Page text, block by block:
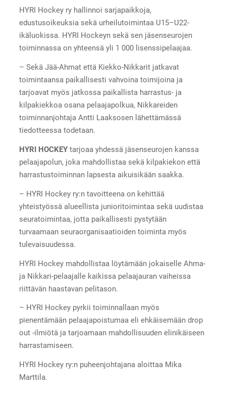
HYRI Hockey ry hallinnoi sarjapaikkoja,
edustusoikeuksia sekä urheilutoimintaa U15–U22-
ikäluokissa. HYRI Hockeyn sekä sen jäsenseurojen
toiminnassa on yhteensä yli 1 000 lisenssipelaajaa.
– Sekä Jää-Ahmat että Kiekko-Nikkarit jatkavat
toimintaansa paikallisesti vahvoina toimijoina ja
tarjoavat myös jatkossa paikallista harrastus- ja
kilpakiekkoa osana pelaajapolkua, Nikkareiden
toiminnanjohtaja Antti Laaksosen lähettämässä
tiedotteessa todetaan.
HYRI HOCKEYtarjoaa yhdessä jäsenseurojen kanssa
pelaajapolun, joka mahdollistaa sekä kilpakiekon että
harrastustoiminnan lapsesta aikuisikään saakka.
– HYRI Hockey ry:n tavoitteena on kehittää
yhteistyössä alueellista junioritoimintaa sekä uudistaa
seuratoimintaa, jotta paikallisesti pystytään
turvaamaan seuraorganisaatioiden toiminta myös
tulevaisuudessa.
HYRI Hockey mahdollistaa löytämään jokaiselle Ahma-
ja Nikkari-pelaajalle kaikissa pelaajauran vaiheissa
riittävän haastavan pelitason.
– HYRI Hockey pyrkii toiminnallaan myös
pienentämään pelaajapoistumaa eli ehkäisemään drop
out -ilmiötä ja tarjoamaan mahdollisuuden elinikäiseen
harrastamiseen.
HYRI Hockey ry:n puheenjohtajana aloittaa Mika
Marttila.